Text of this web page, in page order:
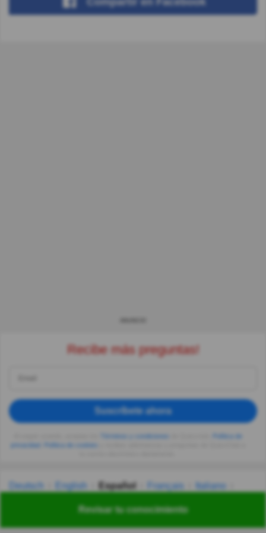
Revisar tu conocimiento
Recibe más preguntas!
Suscríbete ahora
Deutsch English Español Français
Italiano
Українська हिन्दी 한국어 汉语